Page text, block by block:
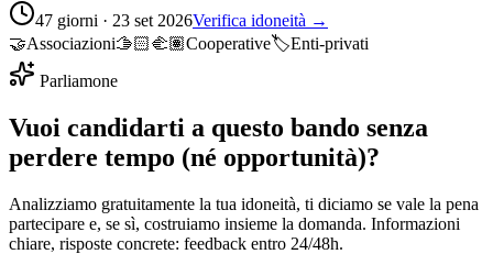
47 giorni · 23 set 2026Verifica idoneità →
🤝Associazioni🫱🏻‍🫲🏽Cooperative🏷️Enti-privati
Parliamone
Vuoi candidarti a questo bando senza
perdere tempo (né opportunità)?
Analizziamo gratuitamente la tua idoneità, ti diciamo se vale la pena
partecipare e, se sì, costruiamo insieme la domanda. Informazioni
chiare, risposte concrete: feedback entro 24/48h.